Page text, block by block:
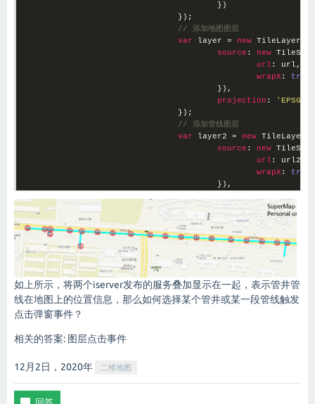
// 添加地图图层
var layer = new TileLayer({
source : new
url : url,
wrapX: true
projection :
// 添加管线图层
var layer2 = new TileLayer({
source : new
url : url2,
wrapX: true
				});
				map.addLayer(layer);
				map.addLayer(layer2);
如上所示，将两个iserver发布的服务叠加显示在一起，表示管井管
线在地图上的位置信息，那么如何选择某个管井或某一段管线触发
点击弹窗事件？
相关的答案: 图层点击事件
12月2日，2020年 二维地图